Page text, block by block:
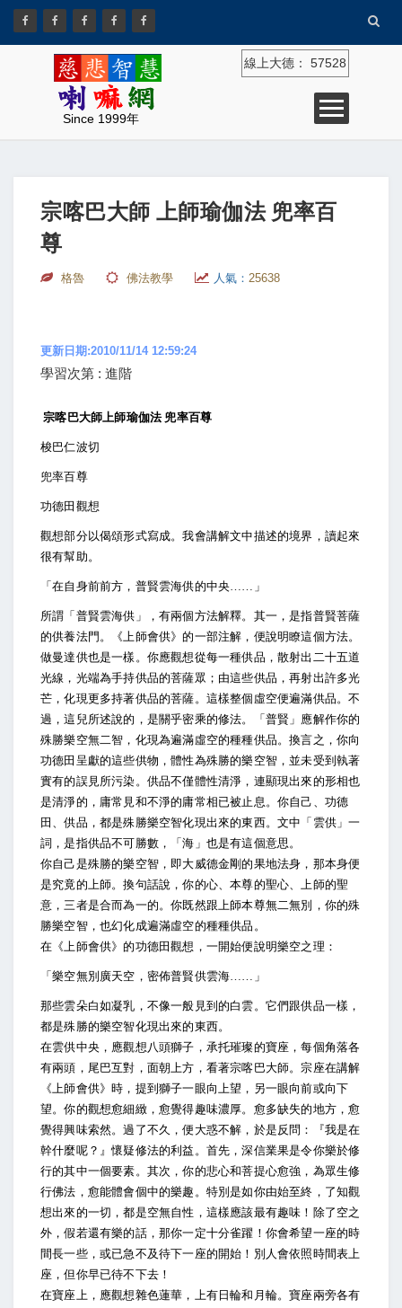
Since 1999年
線上大德： 57528
宗喀巴大師 上師瑜伽法 兜率百
尊
格魯 佛法教學 人氣： 25638
更新日期:2010/11/14 12:59:24
學習次第 : 進階
宗喀巴大師上師瑜伽法 兜率百尊
梭巴仁波切
兜率百尊
功德田觀想
觀想部分以偈頌形式寫成。我會講解文中描述的境界，讀起來
很有幫助。
「在自身前前方，普賢雲海供的中央……」
所謂「普賢雲海供」，有兩個方法解釋。其一，是指普賢菩薩
的供養法門。《上師會供》的一部注解，便說明瞭這個方法。
做曼達供也是一樣。你應觀想從每一種供品，散射出二十五道
光線，光端為手持供品的菩薩眾；由這些供品，再射出許多光
芒，化現更多持著供品的菩薩。這樣整個虛空便遍滿供品。不
過，這兒所述說的，是關乎密乘的修法。「普賢」應解作你的
殊勝樂空無二智，化現為遍滿虛空的種種供品。換言之，你向
功德田呈獻的這些供物，體性為殊勝的樂空智，並未受到執著
實有的誤見所污染。供品不僅體性清淨，連顯現出來的形相也
是清淨的，庸常見和不淨的庸常相已被止息。你自己、功德
田、供品，都是殊勝樂空智化現出來的東西。文中「雲供」一
詞，是指供品不可勝數，「海」也是有這個意思。
你自己是殊勝的樂空智，即大威德金剛的果地法身，那本身便
是究竟的上師。換句話說，你的心、本尊的聖心、上師的聖
意，三者是合而為一的。你既然跟上師本尊無二無別，你的殊
勝樂空智，也幻化成遍滿虛空的種種供品。
在《上師會供》的功德田觀想，一開始便說明樂空之理：
「樂空無別廣天空，密佈普賢供雲海……」
那些雲朵白如凝乳，不像一般見到的白雲。它們跟供品一樣，
都是殊勝的樂空智化現出來的東西。
在雲供中央，應觀想八頭獅子，承托璀璨的寶座，每個角落各
有兩頭，尾巴互對，面朝上方，看著宗喀巴大師。宗座在講解
《上師會供》時，提到獅子一眼向上望，另一眼向前或向下
望。你的觀想愈細緻，愈覺得趣味濃厚。愈多缺失的地方，愈
覺得興味索然。過了不久，便大惑不解，於是反問：『我是在
幹什麼呢？』懷疑修法的利益。首先，深信業果是令你樂於修
行的其中一個要素。其次，你的悲心和菩提心愈強，為眾生修
行佛法，愈能體會個中的樂趣。特別是如你由始至終，了知觀
想出來的一切，都是空無自性，這樣應該最有趣味！除了空之
外，假若還有樂的話，那你一定十分雀躍！你會希望一座的時
間長一些，或已急不及待下一座的開始！別人會依照時間表上
座，但你早已待不下去！
在寶座上，應觀想雜色蓮華，上有日輪和月輪。寶座兩旁各有